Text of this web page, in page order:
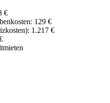
€
129 €
1.217 €